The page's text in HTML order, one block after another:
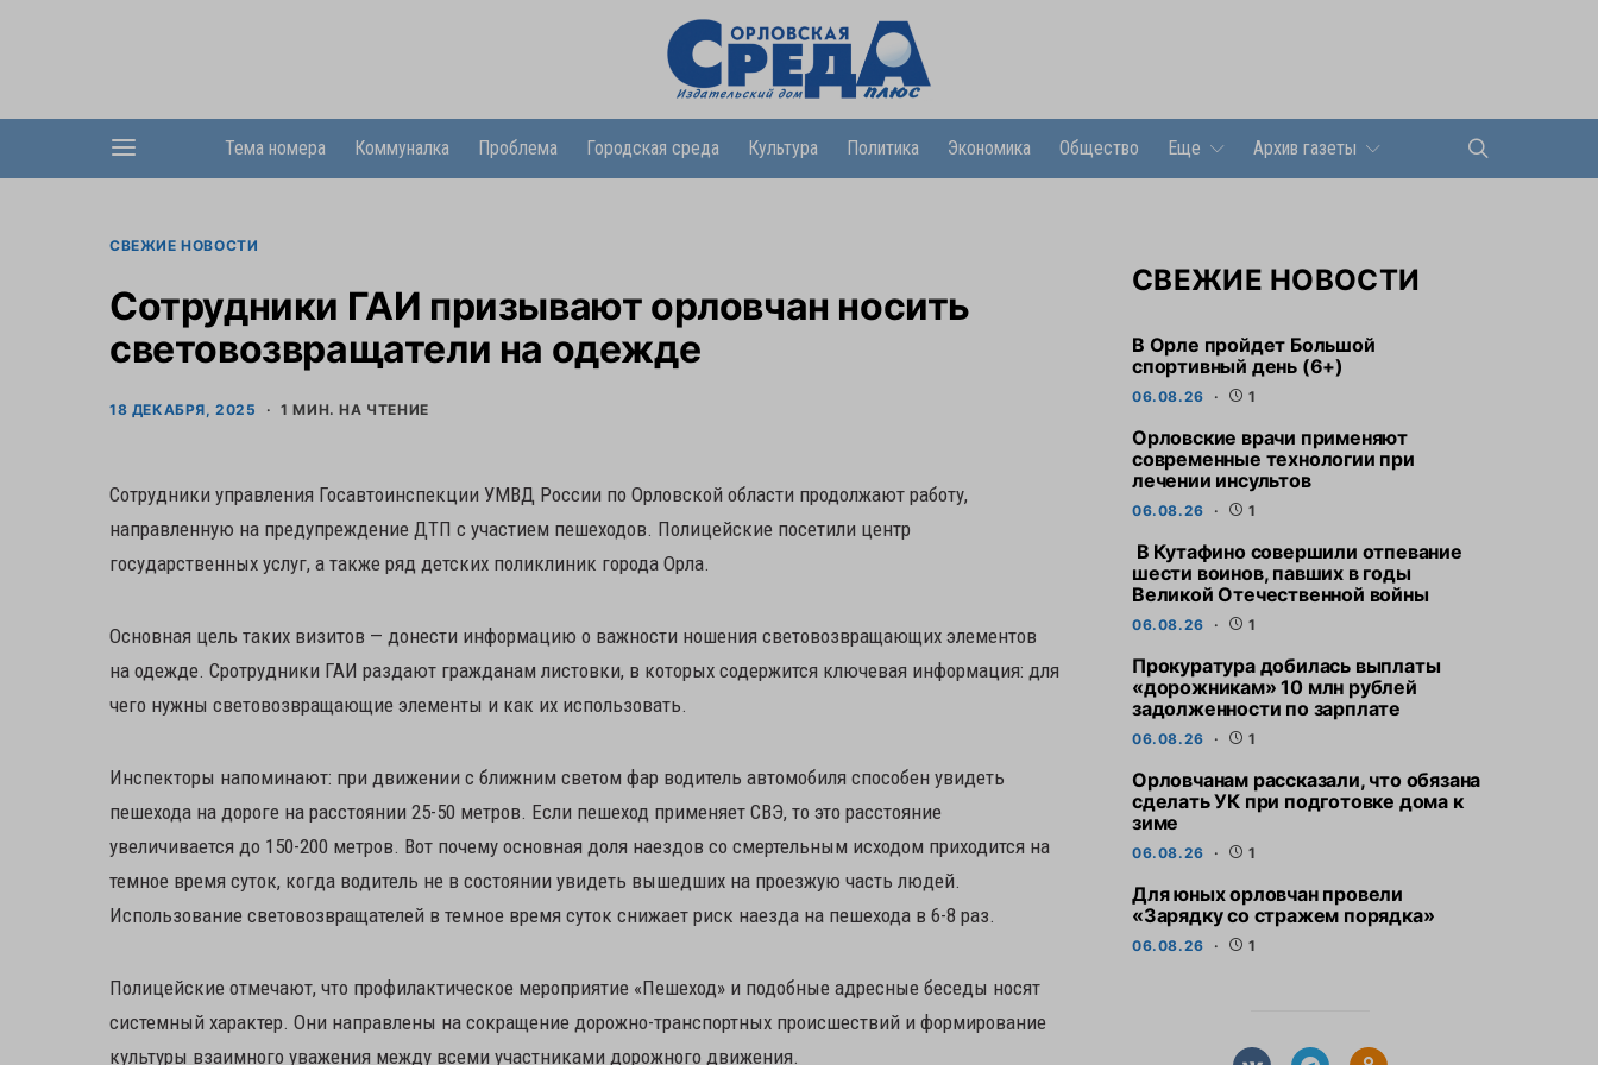
Тема номера Коммуналка Проблема Городская среда Культура Политика Экономика Общество Еще Архив газеты
СВЕЖИЕ НОВОСТИ
Сотрудники ГАИ призывают орловчан носить
световозвращатели на одежде
18 ДЕКАБРЯ, 2025 1 МИН. НА ЧТЕНИЕ
Сотрудники управления Госавтоинспекции УМВД России по Орловской области продолжают работу,
направленную на предупреждение ДТП с участием пешеходов. Полицейские посетили центр
государственных услуг, а также ряд детских поликлиник города Орла.
Основная цель таких визитов — донести информацию о важности ношения световозвращающих элементов
на одежде. Сротрудники ГАИ раздают гражданам листовки, в которых содержится ключевая информация: для
чего нужны световозвращающие элементы и как их использовать.
Инспекторы напоминают: при движении с ближним светом фар водитель автомобиля способен увидеть
пешехода на дороге на расстоянии 25-50 метров. Если пешеход применяет СВЭ, то это расстояние
увеличивается до 150-200 метров. Вот почему основная доля наездов со смертельным исходом приходится на
темное время суток, когда водитель не в состоянии увидеть вышедших на проезжую часть людей.
Использование световозвращателей в темное время суток снижает риск наезда на пешехода в 6-8 раз.
Полицейские отмечают, что профилактическое мероприятие «Пешеход» и подобные адресные беседы носят
системный характер. Они направлены на сокращение дорожно-транспортных происшествий и формирование
культуры взаимного уважения между всеми участниками дорожного движения.
СВЕЖИЕ НОВОСТИ
В Орле пройдет Большой
спортивный день (6+)
06.08.26 1
Орловские врачи применяют
современные технологии при
лечении инсультов
06.08.26 1
В Кутафино совершили отпевание
шести воинов, павших в годы
Великой Отечественной войны
06.08.26 1
Прокуратура добилась выплаты
«дорожникам» 10 млн рублей
задолженности по зарплате
06.08.26 1
Орловчанам рассказали, что обязана
сделать УК при подготовке дома к
зиме
06.08.26 1
Для юных орловчан провели
«Зарядку со стражем порядка»
06.08.26 1